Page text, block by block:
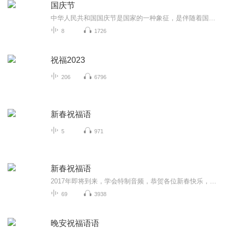
国庆节
8 1726
祝福2023
206 6796
新春祝福语
5 971
新春祝福语
69 3938
晚安祝福语语